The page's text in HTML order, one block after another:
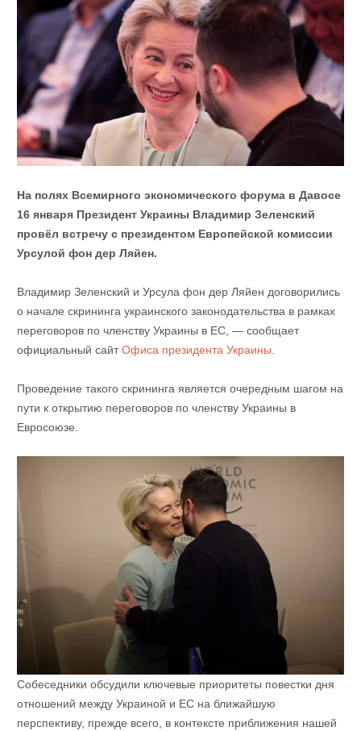
На полях Всемирного экономического форума в Давосе
16 января Президент Украины Владимир Зеленский
провёл встречу с президентом Европейской комиссии
Урсулой фон дер Ляйен.
Владимир Зеленский и Урсула фон дер Ляйен договорились
о начале скрининга украинского законодательства в рамках
переговоров по членству Украины в ЕС, — сообщает
официальный сайтОфиса президента Украины
Проведение такого скрининга является очередным шагом на
пути к открытию переговоров по членству Украины в
Евросоюзе.
Собеседники обсудили ключевые приоритеты повестки дня
отношений между Украиной и ЕС на ближайшую
перспективу, прежде всего, в контексте приближения нашей